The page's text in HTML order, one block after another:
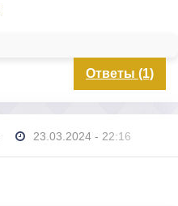
Ответы (1)
23.03.2024 - 22:16